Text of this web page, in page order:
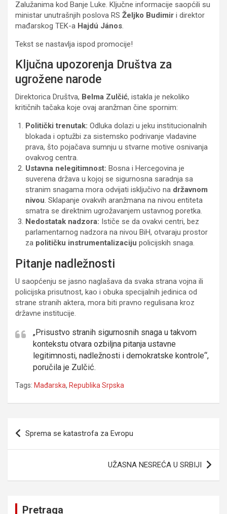
Zalužanima kod Banje Luke. Ključne informacije saopćili su
ministar unutrašnjih poslova RS Željko Budimir i direktor
mađarskog TEK-a Hajdú János.
Tekst se nastavlja ispod promocije!
Ključna upozorenja Društva za
ugrožene narode
Direktorica Društva, Belma Zulčić, istakla je nekoliko
kritičnih tačaka koje ovaj aranžman čine spornim:
Politički trenutak: Odluka dolazi u jeku institucionalnih
blokada i optužbi za sistemsko podrivanje vladavine
prava, što pojačava sumnju u stvarne motive osnivanja
ovakvog centra.
Ustavna nelegitimnost: Bosna i Hercegovina je
suverena država u kojoj se sigurnosna saradnja sa
stranim snagama mora odvijati isključivo na državnom
nivou. Sklapanje ovakvih aranžmana na nivou entiteta
smatra se direktnim ugrožavanjem ustavnog poretka.
Nedostatak nadzora: Ističe se da ovakvi centri, bez
parlamentarnog nadzora na nivou BiH, otvaraju prostor
za političku instrumentalizaciju policijskih snaga.
Pitanje nadležnosti
U saopćenju se jasno naglašava da svaka strana vojna ili
policijska prisutnost, kao i obuka specijalnih jedinica od
strane stranih aktera, mora biti pravno regulisana kroz
državne institucije.
„Prisustvo stranih sigurnosnih snaga u takvom
kontekstu otvara ozbiljna pitanja ustavne
legitimnosti, nadležnosti i demokratske kontrole“,
poručila je Zulčić.
Tags: Mađarska, Republika Srpska
Navigacija
članaka
Sprema se katastrofa za Evropu
UŽASNA NESREĆA U SRBIJI
Pretraga